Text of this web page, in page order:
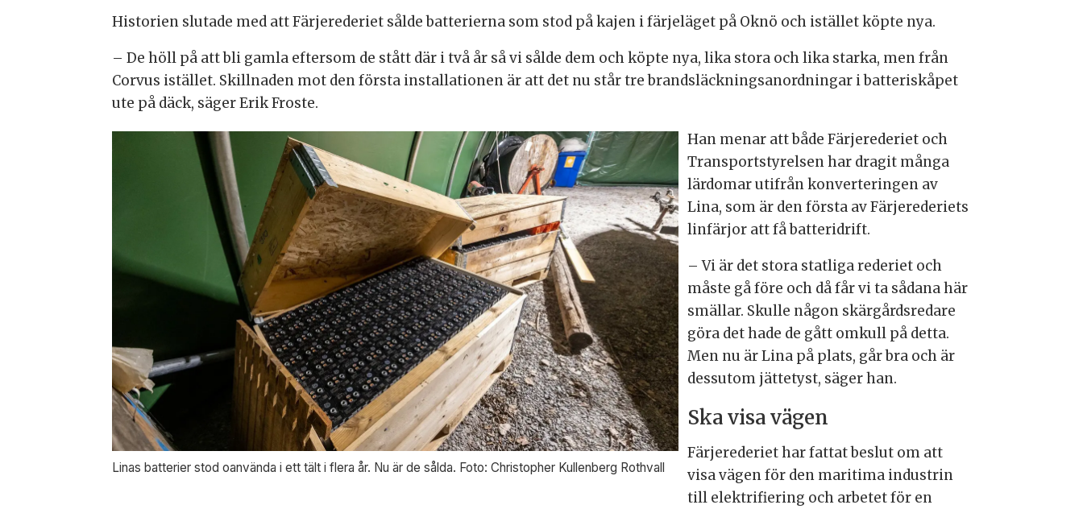
Historien slutade med att Färjerederiet sålde batterierna som stod på kajen i färjeläget på Oknö och istället köpte nya.
– De höll på att bli gamla eftersom de stått där i två år så vi sålde dem och köpte nya, lika stora och lika starka, men från
Corvus istället. Skillnaden mot den första installationen är att det nu står tre brandsläckningsanordningar i batteriskåpet
ute på däck, säger Erik Froste.
Linas batterier stod oanvända i ett tält i flera år. Nu är de sålda. Foto: Christopher Kullenberg Rothvall
Han menar att både Färjerederiet och
Transportstyrelsen har dragit många
lärdomar utifrån konverteringen av
Lina, som är den första av Färjerederiets
linfärjor att få batteridrift.
– Vi är det stora statliga rederiet och
måste gå före och då får vi ta sådana här
smällar. Skulle någon skärgårdsredare
göra det hade de gått omkull på detta.
Men nu är Lina på plats, går bra och är
dessutom jättetyst, säger han.
Ska visa vägen
Färjerederiet har fattat beslut om att
visa vägen för den maritima industrin
till elektrifiering och arbetet för en